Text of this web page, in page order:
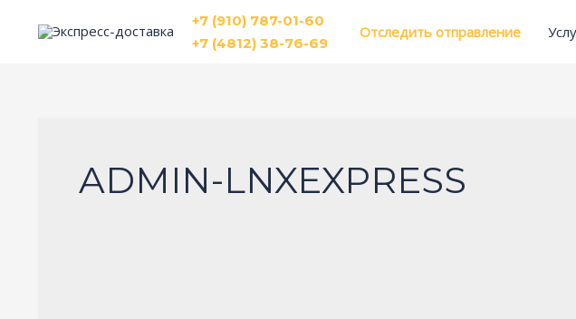
+7 (910) 787-01-60
+7 (4812) 38-76-69
Отследить отправление
ADMIN-LNXEXPRESS